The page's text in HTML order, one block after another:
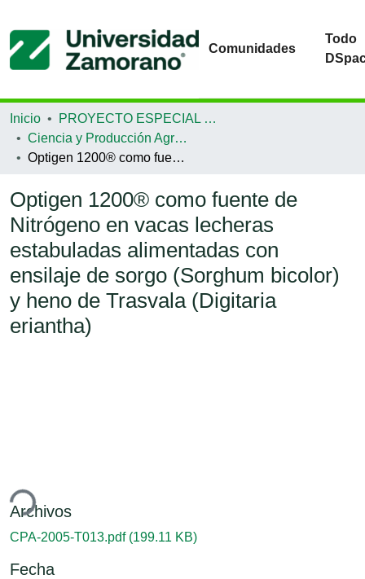
Comunidades
Todo
Inicio
PROYECTO ESPECIAL DE GRADUACIÓN
Ciencia y Producción Agropecuaria
Optigen 1200® como fuente de Nitrógeno en vacas lecheras estabuladas alimentadas con ensilaje de sorgo (Sorghum bicolor) y heno de Trasvala (Digitaria eriantha)
Optigen 1200® como fuente de
Nitrógeno en vacas lecheras
estabuladas alimentadas con
ensilaje de sorgo (Sorghum bicolor)
y heno de Trasvala (Digitaria
eriantha)
Archivos
CPA-2005-T013.pdf (199.11 KB)
Fecha